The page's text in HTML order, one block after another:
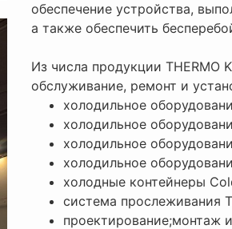
обеспечение устройства,
а также обеспечить
Из числа продукции THERMO
обслуживание, ремонт и
холодильное
холодильное
холодильное
холодильное
холодные контейнеры
система прослеживания
проектирование;монтаж